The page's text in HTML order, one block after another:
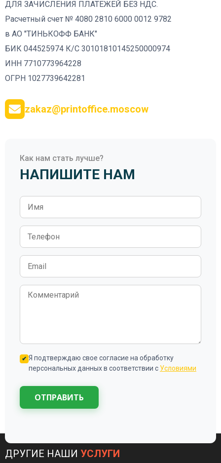
ДЛЯ ЗАЧИСЛЕНИЯ ПЛАТЕЖЕЙ БЕЗ НДС.
Расчетный счет № 4080 2810 6000 0012 9782
в АО "ТИНЬКОФФ БАНК"
БИК 044525974 К/С 30101810145250000974
ИНН 7710773964228
ОГРН 1027739642281
zakaz@printoffice.moscow
Как нам стать лучше?
НАПИШИТЕ НАМ
Я подтверждаю свое согласие на обработку
персональных данных в соответствии с Условиями
ОТПРАВИТЬ
ДРУГИЕ НАШИ УСЛУГИ